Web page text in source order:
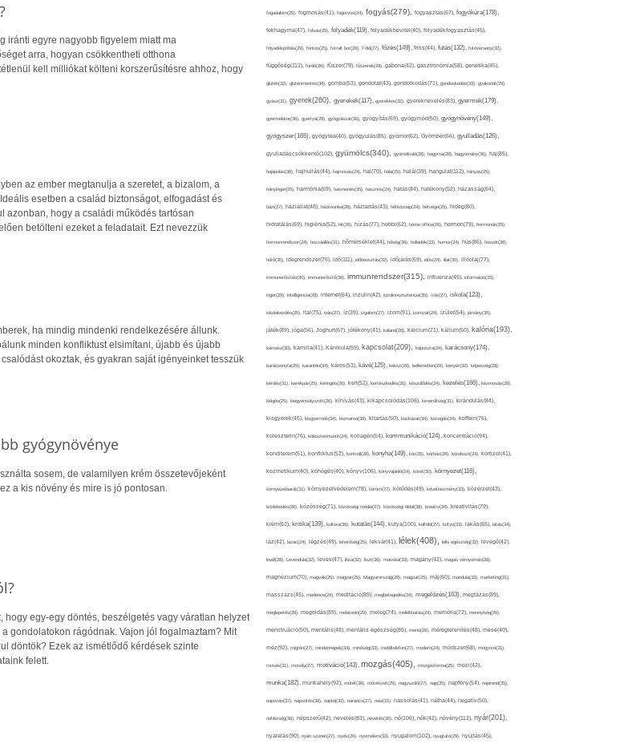
iránti egyre nagyobb figyelem miatt ma
arra, hogyan csökkentheti otthona
kell milliókat költeni korszerűsítésre ahhoz, hogy
az ember megtanulja a szeretet, a bizalom, a
esetben a család biztonságot, elfogadást és
azonban, hogy a családi működés tartósan
betölteni ezeket a feladatait. Ezt nevezzük
ha mindig mindenki rendelkezésére állunk.
minden konfliktust elsimítani, újabb és újabb
okoztak, és gyakran saját igényeinket tesszük
gyógynövénye
sosem, de valamilyen krém összetevőjeként
a kis növény és mire is jó pontosan.
egy-egy döntés, beszélgetés vagy váratlan helyzet
gondolatokon rágódnak. Vajon jól fogalmaztam? Mit
döntök? Ezek az ismétlődő kérdések szinte
felett.
fogadalom(25), fogmosás(41), fogorvos(24), fogyás(279), fogyasztás(67), fogyókúra(178),
fokhagyma(47), folsav(25), folyadék(119), folyadékbevitel(40), folyadékfogyasztás(45),
folyadékpótlás(29), fontos(25), forralt bor(26), Föld(27), főzés(149), friss(44), futás(132), futóverseny(32),
függőség(112), fürdő(26), fűszer(79), fűszerek(28), gabona(42), gasztronómia(58), genetika(45),
glutén(32), gluténmentes(34), gomba(53), gondolat(43), gondolkodás(71), gondoskodás(33), gyakorlat(29),
gyász(31), gyerek(260), gyerekek(117), gyerekkor(32), gyereknevelés(83), gyermek(179),
gyermekkor(36), gyertya(28), gyógyászat(36), gyógyítás(69), gyógymód(50), gyógynövény(149),
gyógyszer(165), gyógytea(40), gyógyulás(85), gyomor(62), Gyömbér(66), gyulladás(126),
gyulladáscsökkentő(102), gyümölcs(340), gyümölcslé(28), hagyma(28), hagyomány(36), haj(85),
hajápolás(36), hajhullás(44), hajmosás(24), hal(70), hála(25), halál(39), hangulat(112), hányás(25),
hányinger(25), harmónia(69), hasmenés(35), hasznos(24), hatás(84), hatékony(52), házasság(64),
házi(27), háziállat(48), házimunka(28), háztartás(43), hétköznap(24), hétvége(25), hideg(80),
hidratálás(69), higiénia(52), hit(26), hízás(77), hobbi(62), home office(26), hormon(79), hormonok(25),
hormonrendszer(24), hozzáállás(31), hőmérséklet(44), hőség(36), hulladék(33), humor(24), hús(86), húsvét(36),
hűtő(30), idegrendszer(75), idő(111), időbeosztás(32), időjárás(69), idős(24), illat(30), illóolaj(77),
immunerősítés(30), immunerősítő(36), immunrendszer(315), influenza(45), információ(33),
inger(29), intelligencia(28), internet(64), inzulin(42), inzulinrezisztencia(35), írás(27), iskola(123),
iskolakezdés(25), ital(75), ivás(27), íz(39), izgalom(27), izom(91), izomzat(24), ízület(54), járvány(35),
játék(89), jóga(56), Joghurt(67), jótékony(41), kaland(28), kalcium(71), kálium(50), kalória(193),
kamasz(30), kamilla(41), Kánikula(59), kapcsolat(209), káposzta(24), karácsony(174),
karácsonyfa(25), karantén(34), káros(53), kávé(125), keksz(29), kellemetlen(29), kenyér(32), képesség(28),
kérdés(31), kerékpár(25), keringés(26), kert(52), kertészkedés(26), készülődés(24), kezelés(166), kézmosás(28),
kiégés(25), kiegyensúlyozott(26), kihívás(43), kikapcsolódás(106), kimerültség(31), kirándulás(84),
kisgyerek(45), kisgyermek(34), kismama(38), kitartás(50), kockázat(34), kocogás(24), koffein(76),
koleszterin(76), koleszterinszint(24), kollagén(54), kommunikáció(124), koncentráció(94),
konditerem(51), konfliktus(52), kontroll(28), konyha(149), kór(25), kórház(29), kórokozó(24), kortizol(41),
kozmetikum(40), köhögés(40), könyv(106), könyvajánló(24), köret(30), környezet(116),
környezetbarát(31), környezetvédelem(78), köröm(27), kötődés(49), következmény(33), közérzet(43),
közlekedés(26), közösség(71), közösségi média(27), közösségi oldal(38), kreatív(34), kreativitás(79),
krém(62), kritika(139), kultúra(36), kutatás(144), kutya(100), külföld(27), kütyü(33), lakás(65), látás(34),
láz(42), lazac(24), légzés(49), lehetőség(25), lekvár(41), lélek(408), lelki egészség(32), levegő(42),
levél(28), Levendula(32), leves(47), lista(32), liszt(36), macska(33), magány(42), magas vérnyomás(28),
magnézium(70), magvak(25), magyar(25), Magyarország(28), magzat(25), máj(60), mandula(33), marketing(31),
masszázs(45), medence(24), meditáció(89), megbetegedés(24), megelőzés(163), megfázás(89),
meglepetés(28), megoldás(89), melatonin(29), meleg(74), mellékhatás(24), memória(72), mennyiség(26),
menstruáció(50), mentális(48), mentális egészség(85), menü(28), méregtelenítés(48), mese(40),
méz(92), migrén(27), mindennapok(34), minőség(33), mobiltelefon(27), modern(24), módszer(68), mogyoró(31),
mosás(31), mosoly(27), motiváció(143), mozgás(405), mozgásforma(25), mozi(42),
munka(182), munkahely(92), műtét(38), művészet(29), nagyszülő(27), nap(35), napfény(54), napirend(35),
napozás(37), napsütés(38), naptej(32), narancs(27), nasi(31), nassolás(41), nátha(44), negatív(50),
nehézség(36), népszerű(42), nevelés(83), nevetés(30), nő(106), nők(42), növény(112), nyár(201),
nyaralás(90), nyári szünet(27), nyelv(26), nyomelem(33), nyugalom(102), nyugtató(29), nyújtás(45),